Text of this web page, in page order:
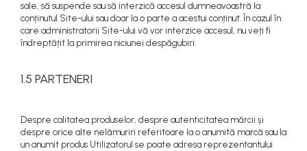
sale, să suspende sau să interzică accesul dumneavoastră la
conținutul Site-ului sau doar la o parte a acestui conținut. În cazul în
care administratorii Site-ului vă vor interzice accesul, nu veți fi
îndreptățit la primirea niciunei despăgubiri.
1.5 PARTENERI
Despre calitatea produselor, despre autenticitatea mărcii și
despre orice alte nelămuriri referitoare la o anumită marcă sau la
un anumit produs Utilizatorul se poate adresa reprezentantului